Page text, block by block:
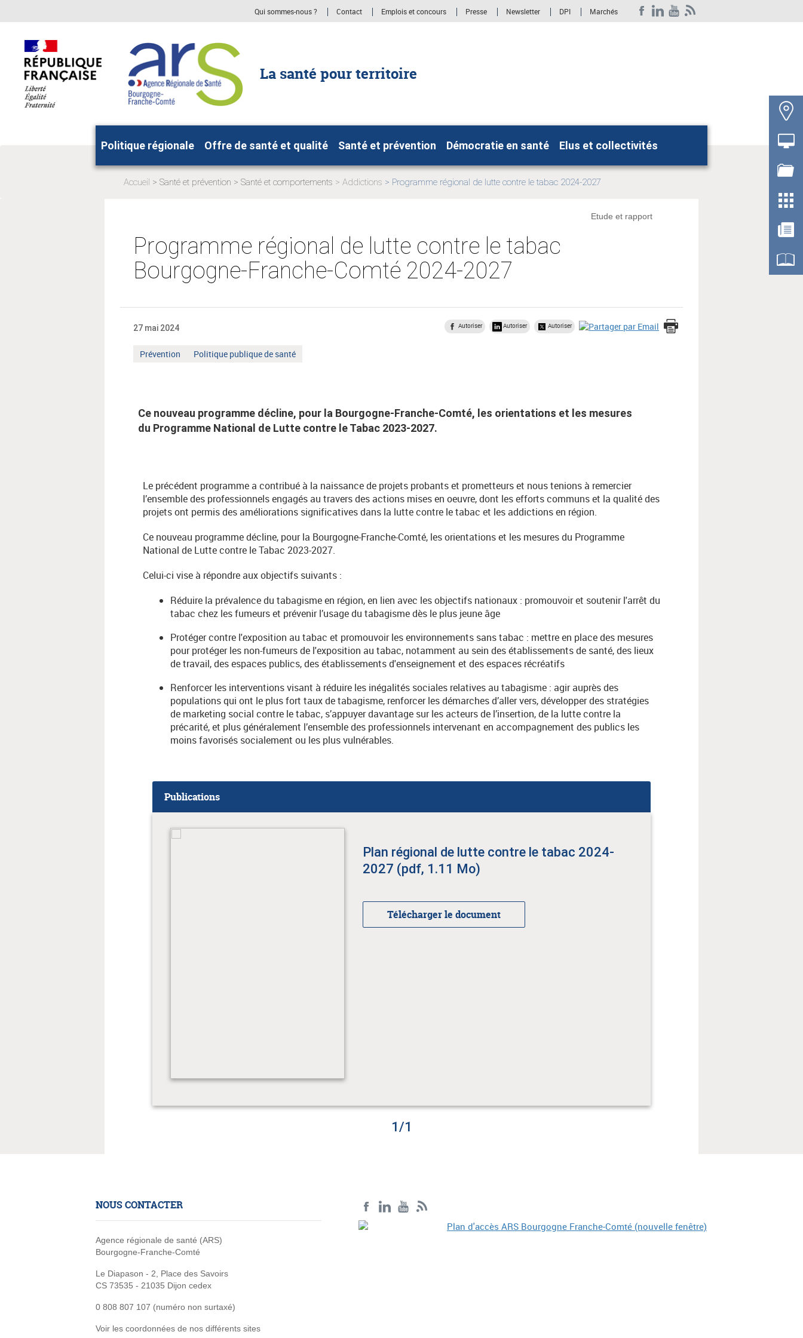
principal,
Qui sommes-nous ? Contact Emplois et concours Presse Newsletter DPI Marchés
La santé pour territoire
Politique régionale Offre de santé et qualité Santé et prévention Démocratie en santé Elus et collectivités
Accueil
Santé et prévention
Santé et comportements
Addictions
Programme régional de lutte contre le tabac 2024-2027
Programme régional de lutte contre le tabac
Bourgogne-Franche-Comté 2024-2027
Etude et rapport
27 mai 2024 Autoriser Autoriser Autoriser
Mot
Prévention
Mot
Politique publique de santé
Ce nouveau programme décline, pour la Bourgogne-Franche-Comté, les orientations et les mesures
du Programme National de Lutte contre le Tabac 2023-2027.
Le précédent programme a contribué à la naissance de projets probants et prometteurs et nous tenions à remercier
l’ensemble des professionnels engagés au travers des actions mises en oeuvre, dont les efforts communs et la qualité des
projets ont permis des améliorations significatives dans la lutte contre le tabac et les addictions en région.
Ce nouveau programme décline, pour la Bourgogne-Franche-Comté, les orientations et les mesures du Programme
National de Lutte contre le Tabac 2023-2027.
Celui-ci vise à répondre aux objectifs suivants :
Réduire la prévalence du tabagisme en région, en lien avec les objectifs nationaux : promouvoir et soutenir l'arrêt du
tabac chez les fumeurs et prévenir l’usage du tabagisme dès le plus jeune âge
Protéger contre l'exposition au tabac et promouvoir les environnements sans tabac : mettre en place des mesures
pour protéger les non-fumeurs de l'exposition au tabac, notamment au sein des établissements de santé, des lieux
de travail, des espaces publics, des établissements d'enseignement et des espaces récréatifs
Renforcer les interventions visant à réduire les inégalités sociales relatives au tabagisme : agir auprès des
populations qui ont le plus fort taux de tabagisme, renforcer les démarches d’aller vers, développer des stratégies
de marketing social contre le tabac, s’appuyer davantage sur les acteurs de l’insertion, de la lutte contre la
précarité, et plus généralement l’ensemble des professionnels intervenant en accompagnement des publics les
moins favorisés socialement ou les plus vulnérables.
Publications
Plan régional de lutte contre le tabac 2024-
2027 (pdf, 1.11 Mo)
Télécharger le document
1 /1
NOUS CONTACTER
Agence régionale de santé (ARS)
Bourgogne-Franche-Comté
Le Diapason - 2, Place des Savoirs
CS 73535 - 21035 Dijon cedex
0 808 807 107 (numéro non surtaxé)
Voir les coordonnées de nos différents sites